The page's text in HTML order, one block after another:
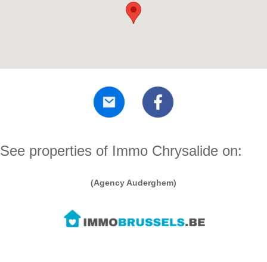
See properties of Immo Chrysalide on:
(Agency Auderghem)